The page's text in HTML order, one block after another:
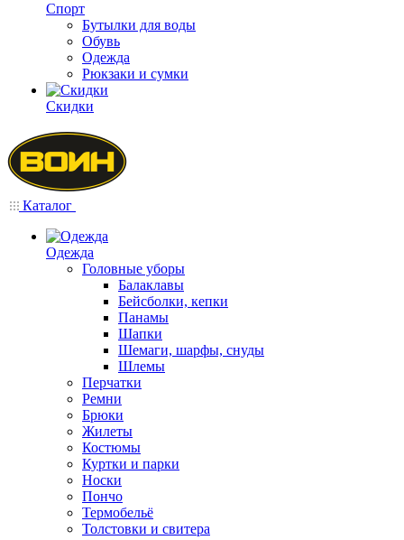
Спорт
Бутылки для воды
Обувь
Одежда
Рюкзаки и сумки
Скидки
Каталог
Одежда
Головные уборы
Балаклавы
Бейсболки, кепки
Панамы
Шапки
Шемаги, шарфы, снуды
Шлемы
Перчатки
Ремни
Брюки
Жилеты
Костюмы
Куртки и парки
Носки
Пончо
Термобельё
Толстовки и свитера